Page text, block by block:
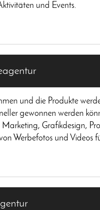
und Events.
und die Produkte
gewonnen werden
Grafikdesign,
Werbefotos und Videos